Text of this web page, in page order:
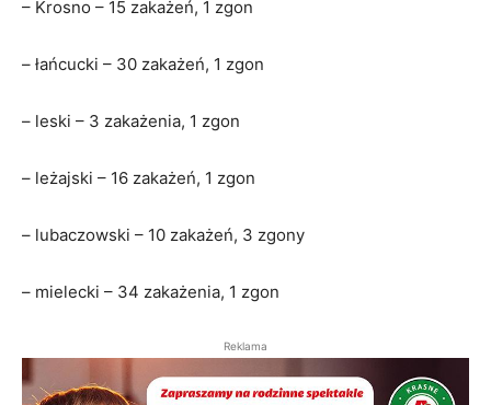
– Krosno – 15 zakażeń, 1 zgon
– łańcucki – 30 zakażeń, 1 zgon
– leski – 3 zakażenia, 1 zgon
– leżajski – 16 zakażeń, 1 zgon
– lubaczowski – 10 zakażeń, 3 zgony
– mielecki – 34 zakażenia, 1 zgon
Reklama